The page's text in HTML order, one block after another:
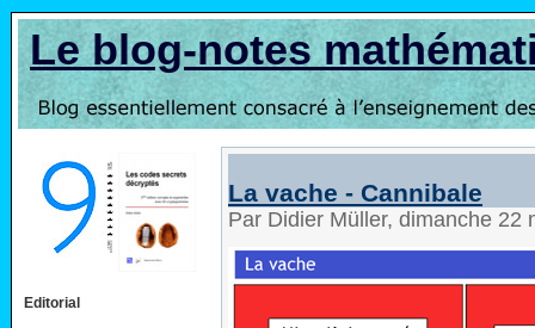
Le blog-notes
Editorial
La vache - Cannibale
Par Didier Müller, dimanche 22